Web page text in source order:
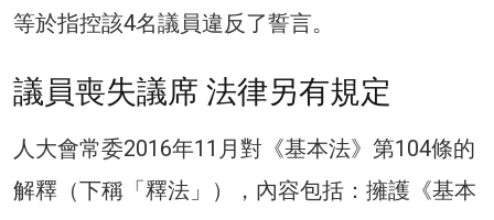
等於指控該4名議員違反了誓言。
議員喪失議席 法律另有規定
人大會常委2016年11月對《基本法》第104條的
解釋（下稱「釋法」），內容包括：擁護《基本